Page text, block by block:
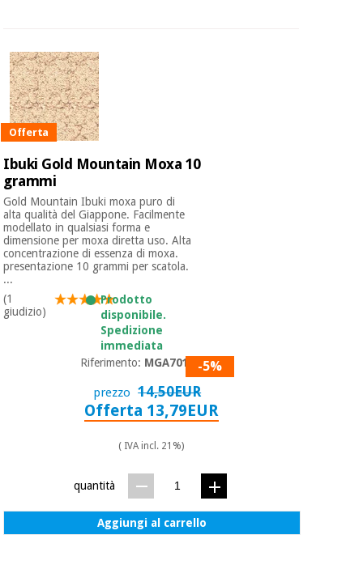
Offerta
Ibuki Gold Mountain Moxa 10
grammi
Gold Mountain Ibuki moxa puro di
alta qualità del Giappone. Facilmente
modellato in qualsiasi forma e
dimensione per moxa diretta uso. Alta
concentrazione di essenza di moxa.
presentazione 10 grammi per scatola.
...
(1
giudizio)
Prodotto
disponibile.
Spedizione
immediata
Riferimento: MGA7010 -5%
prezzo 14,50EUR
Offerta 13,79EUR
( IVA incl. 21%)
quantità
Aggiungi al carrello